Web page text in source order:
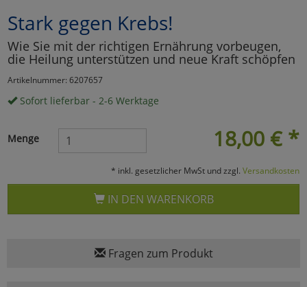
Stark gegen Krebs!
Wie Sie mit der richtigen Ernährung vorbeugen,
die Heilung unterstützen und neue Kraft schöpfen
Artikelnummer: 6207657
Sofort lieferbar - 2-6 Werktage
18,00 € *
Menge
* inkl. gesetzlicher MwSt und zzgl. Versandkosten
IN DEN WARENKORB
Fragen zum Produkt
Marketing
Umfragetools
zurückzu Haupptseite